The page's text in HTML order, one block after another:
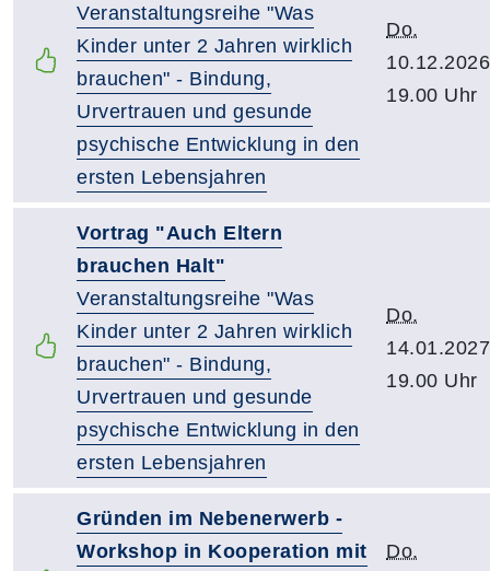
Veranstaltungsreihe "Was
Kinder unter 2 Jahren wirklich
brauchen" - Bindung,
Urvertrauen und gesunde
psychische Entwicklung in den
ersten Lebensjahren
Do.
19.00 Uhr
Vortrag "Auch Eltern
brauchen Halt"
Veranstaltungsreihe "Was
Kinder unter 2 Jahren wirklich
brauchen" - Bindung,
Urvertrauen und gesunde
psychische Entwicklung in den
ersten Lebensjahren
Do.
19.00 Uhr
Gründen im Nebenerwerb -
Workshop in Kooperation mit
Do.